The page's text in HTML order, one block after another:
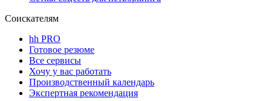
Соискателям
hh PRO
Готовое резюме
Все сервисы
Хочу у вас работать
Производственный календарь
Экспертная рекомендация